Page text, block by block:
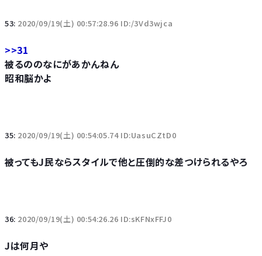
53: 2020/09/19(土) 00:57:28.96 ID:/3Vd3wjca
>>31
被るののなにがあかんねん
昭和脳かよ
35: 2020/09/19(土) 00:54:05.74 ID:UasuCZtD0
被ってもJ民ならスタイルで他と圧倒的な差つけられるやろ
36: 2020/09/19(土) 00:54:26.26 ID:sKFNxFFJ0
Jは何月や